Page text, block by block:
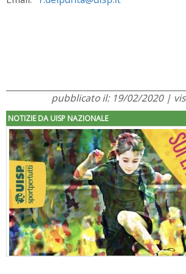
pubblicato il: 19/02/2020 |
NOTIZIE DA UISP NAZIONALE